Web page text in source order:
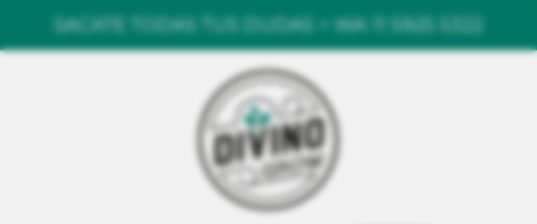
SACATE TODAS TUS DUDAS > WA 11 5925 5322